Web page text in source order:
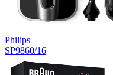
Philips
SP9860/16